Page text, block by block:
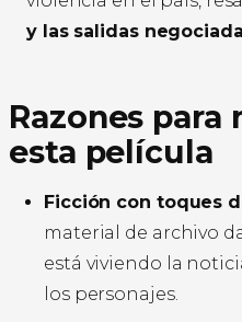
y las salidas
Razones para
esta película
Ficción con toques
material de archivo
está viviendo la
los personajes.